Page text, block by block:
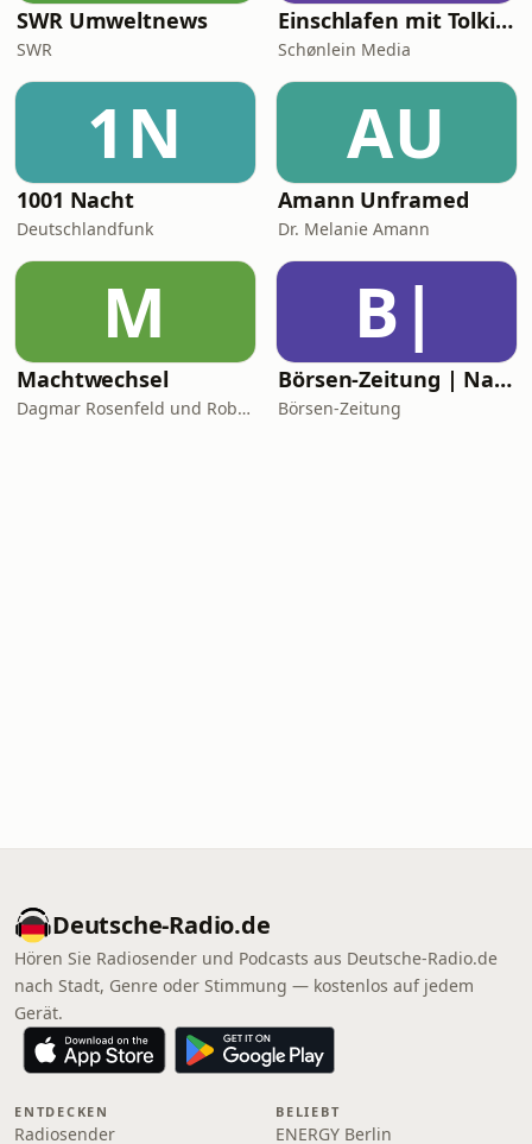
SWR Umweltnews
SWR
Einschlafen mit Tolkien
Schønlein Media
1N
1001 Nacht
Deutschlandfunk
AU
Amann Unframed
Dr. Melanie Amann
M
Machtwechsel
Dagmar Rosenfeld und Robin Alexander
B|
Börsen-Zeitung | Nachhaltiges Investieren
Börsen-Zeitung
Deutsche-Radio.de
Hören Sie Radiosender und Podcasts aus Deutsche-Radio.de
nach Stadt, Genre oder Stimmung — kostenlos auf jedem
Gerät.
ENTDECKEN
Radiosender
BELIEBT
ENERGY Berlin